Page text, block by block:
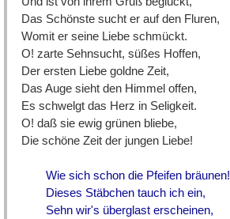
Das Schönste sucht er auf den Fluren,
Womit er seine Liebe schmückt.
O! zarte Sehnsucht, süßes Hoffen,
Der ersten Liebe goldne Zeit,
Das Auge sieht den Himmel offen,
Es schwelgt das Herz in Seligkeit.
O! daß sie ewig grünen bliebe,
Die schöne Zeit der jungen Liebe!
Wie sich schon die Pfeifen bräunen!
Dieses Stäbchen tauch ich ein,
Sehn wir's überglast erscheinen,